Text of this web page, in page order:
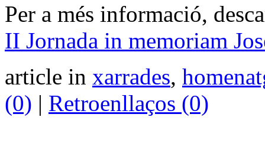
Per a més informació,
II Jornada in memoriam
article in xarrades,
(0) | Retroenllaços (0)